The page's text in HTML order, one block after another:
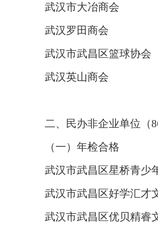
武汉市大冶商会
武汉罗田商会
武汉市武昌区篮球协会
武汉英山商会
二、民办非企业单位 （
（一）年检合格
武汉市武昌区星桥青少
武汉市武昌区好学汇才
武汉市武昌区优贝精睿